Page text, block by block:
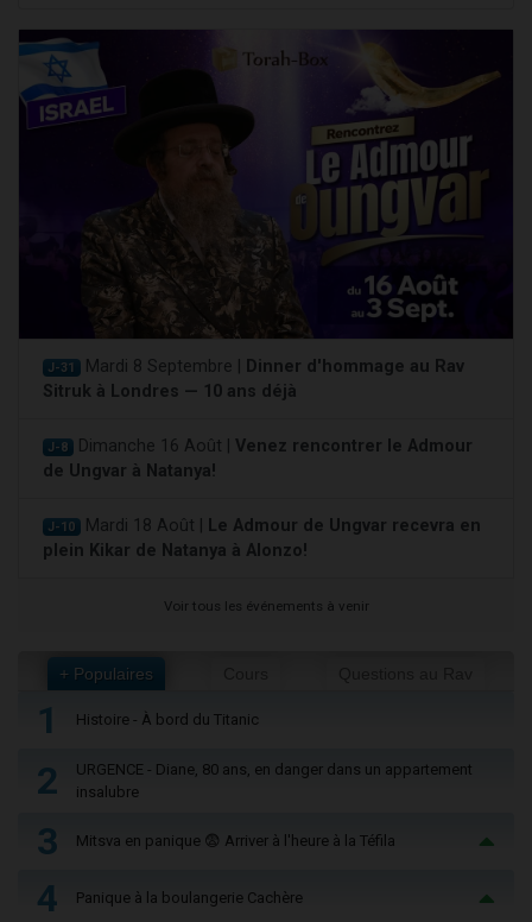
J-31 Mardi 8 Septembre |
Dinner d'hommage au Rav
Sitruk à Londres — 10 ans déjà
J-8 Dimanche 16 Août | Venez rencontrer le Admour
de Ungvar à Natanya!
J-10 Mardi 18 Août |
Le Admour de Ungvar recevra en
plein Kikar de Natanya à Alonzo!
Voir tous les événements à venir
+ Populaires
1 Histoire - À bord du Titanic
2
URGENCE - Diane, 80 ans, en danger dans un appartement
insalubre
3 Mitsva en panique 😨 Arriver à l'heure à la Téfila
4 Panique à la boulangerie Cachère